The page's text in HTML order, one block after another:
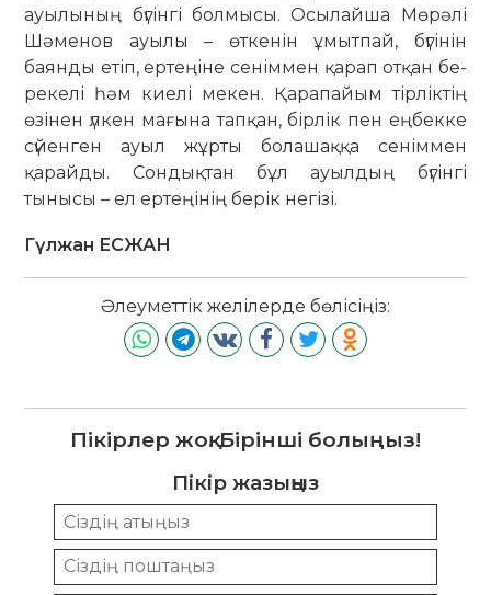
ауылының бүгінгі бол­мы­сы. Осылайша Мөрәлі
Шәменов ауылы – өтке­нін ұмытпай, бүгінін
баянды етіп, ертеңіне сеніммен қарап отқан бе­
ре­келі һәм киелі мекен. Қарапайым тірліктің
өзі­нен үлкен мағына тапқан, бірлік пен ең­бекке
сүйенген ауыл жұрты болашаққа сенім­мен
қарайды. Сондықтан бұл ауыл­­дың бүгінгі
тынысы – ел ертеңінің бе­­рік негізі.
Гүлжан ЕСЖАН
Әлеуметтік желілерде бөлісіңіз:
Пікірлер жоқ. Бірінші болыңыз!
Пікір жазыңыз